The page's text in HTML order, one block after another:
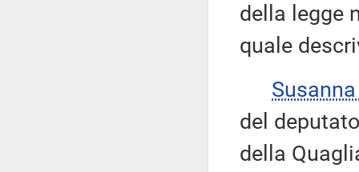
della legge
quale
del
della